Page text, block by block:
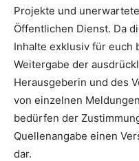
Projekte und
Öffentlichen Dienst. Da
Inhalte exklusiv für euch
Weitergabe der
Herausgeberin und des
von einzelnen
bedürfen der
Quellenangabe einen
dar.